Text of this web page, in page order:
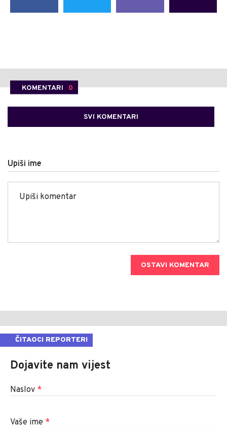
KOMENTARI 0
SVI KOMENTARI
Upiši ime
OSTAVI KOMENTAR
ČITAOCI REPORTERI
Dojavite nam vijest
Naslov *
Vaše ime *